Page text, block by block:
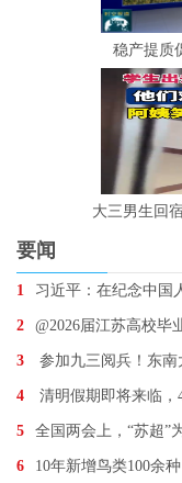
稳产提质
大三男生回
要闻
1 习近平：在纪念中国
2 @2026届江苏高校毕
3 参加九三阅兵！东
4 清明假期即将来临
5 全国两会上，“苏超”
6 10年新增鸟类100余